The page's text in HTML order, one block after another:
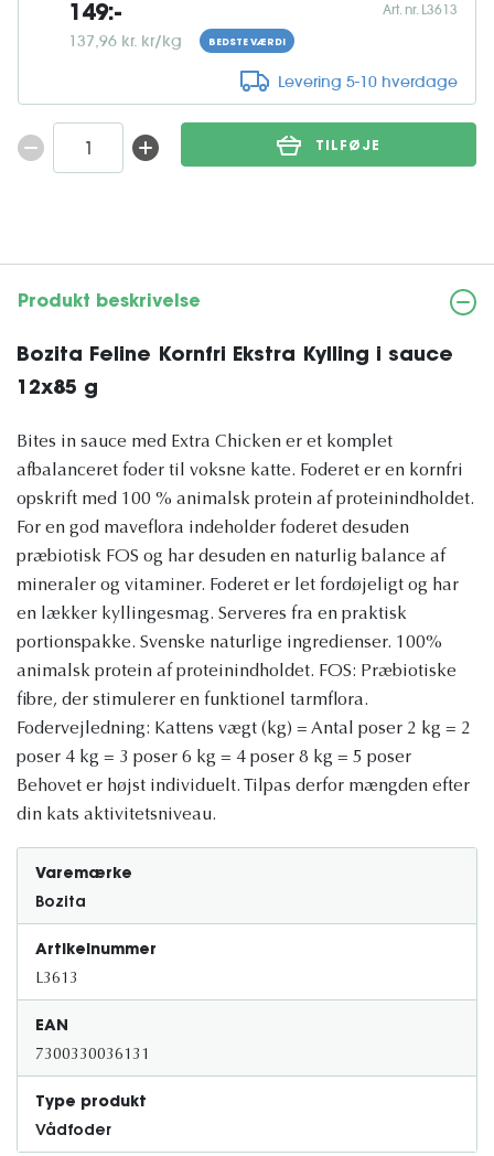
149:-
137,96 kr. kr/kg BEDSTE VÆRDI
Art. nr. L3613
Levering 5-10 hverdage
TILFØJE
Produkt beskrivelse
Bozita Feline Kornfri Ekstra Kylling i sauce
12x85 g
Bites in sauce med Extra Chicken er et komplet
afbalanceret foder til voksne katte. Foderet er en kornfri
opskrift med 100 % animalsk protein af proteinindholdet.
For en god maveflora indeholder foderet desuden
præbiotisk FOS og har desuden en naturlig balance af
mineraler og vitaminer. Foderet er let fordøjeligt og har
en lækker kyllingesmag. Serveres fra en praktisk
portionspakke. Svenske naturlige ingredienser. 100%
animalsk protein af proteinindholdet. FOS: Præbiotiske
fibre, der stimulerer en funktionel tarmflora.
Fodervejledning: Kattens vægt (kg) = Antal poser 2 kg = 2
poser 4 kg = 3 poser 6 kg = 4 poser 8 kg = 5 poser
Behovet er højst individuelt. Tilpas derfor mængden efter
din kats aktivitetsniveau.
Varemærke
Bozita
Artikelnummer
L3613
EAN
7300330036131
Type produkt
Vådfoder